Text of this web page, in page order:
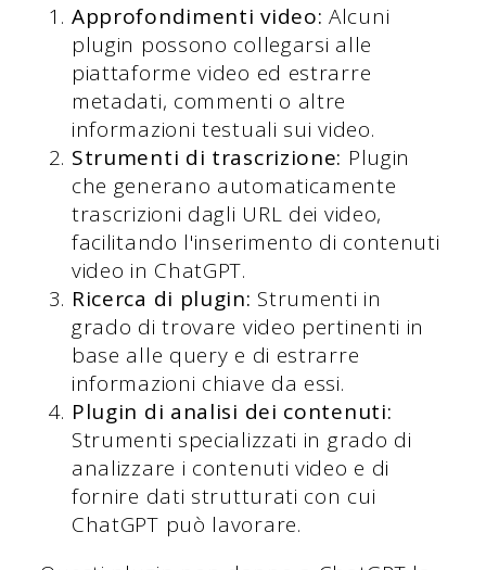
Approfondimenti video: Alcuni
plugin possono collegarsi alle
piattaforme video ed estrarre
metadati, commenti o altre
informazioni testuali sui video.
Strumenti di trascrizione: Plugin
che generano automaticamente
trascrizioni dagli URL dei video,
facilitando l'inserimento di contenuti
video in ChatGPT.
Ricerca di plugin: Strumenti in
grado di trovare video pertinenti in
base alle query e di estrarre
informazioni chiave da essi.
Plugin di analisi dei contenuti:
Strumenti specializzati in grado di
analizzare i contenuti video e di
fornire dati strutturati con cui
ChatGPT può lavorare.